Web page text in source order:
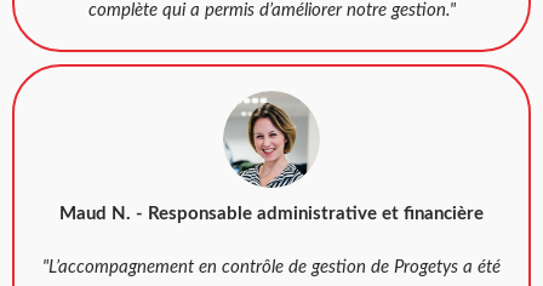
complète qui a permis d’améliorer notre gestion."
Maud N. - Responsable administrative et financière
"L’accompagnement en contrôle de gestion de Progetys a été